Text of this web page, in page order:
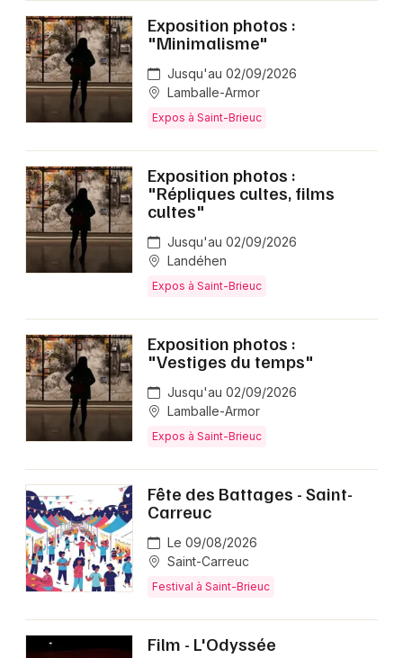
Exposition photos :
"Minimalisme"
Jusqu'au 02/09/2026
Lamballe-Armor
Expos à Saint-Brieuc
Exposition photos :
"Répliques cultes, films
cultes"
Jusqu'au 02/09/2026
Landéhen
Expos à Saint-Brieuc
Exposition photos :
"Vestiges du temps"
Jusqu'au 02/09/2026
Lamballe-Armor
Expos à Saint-Brieuc
Fête des Battages - Saint-
Carreuc
Le 09/08/2026
Saint-Carreuc
Festival à Saint-Brieuc
Film - L'Odyssée